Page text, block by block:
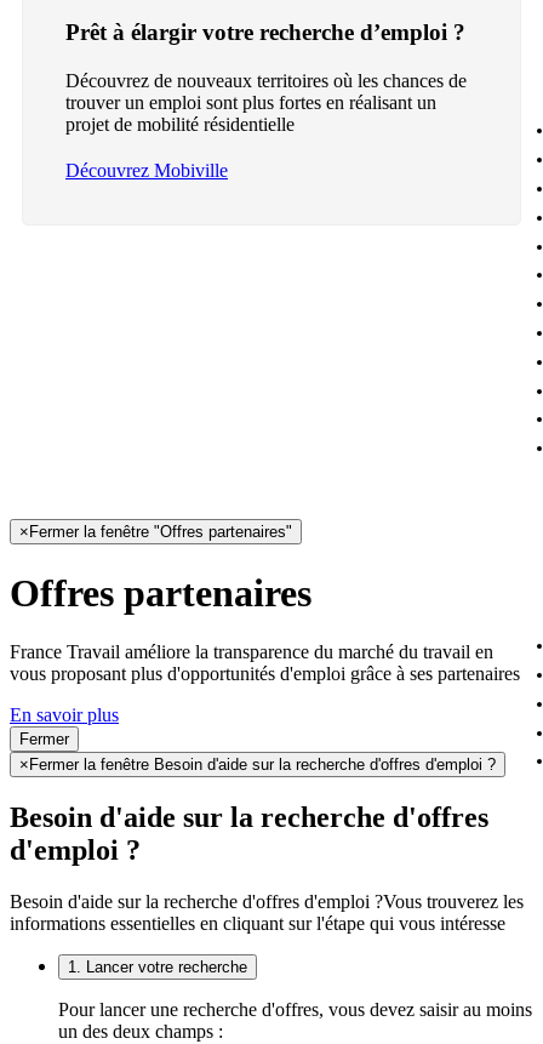
Prêt à élargir votre recherche d’emploi ?
Découvrez de nouveaux territoires où les chances de
trouver un emploi sont plus fortes en réalisant un
projet de mobilité résidentielle
Découvrez Mobiville
× Fermer la fenêtre "Offres partenaires"
Offres partenaires
France Travail améliore la transparence du marché du travail en
vous proposant plus d'opportunités d'emploi grâce à ses partenaires
En savoir plus
Fermer
× Fermer la fenêtre Besoin d'aide sur la recherche d'offres d'emploi ?
Besoin d'aide sur la recherche d'offres
d'emploi ?
Besoin d'aide sur la recherche d'offres d'emploi ?Vous trouverez les
informations essentielles en cliquant sur l'étape qui vous intéresse
1. Lancer votre recherche
Pour lancer une recherche d'offres, vous devez saisir au moins
un des deux champs :